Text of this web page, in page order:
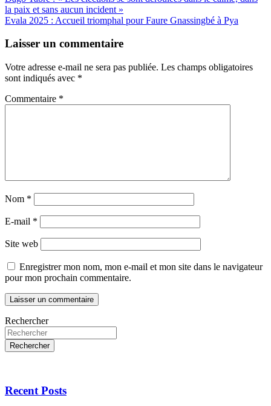
de
la paix et sans aucun incident »
Evala 2025 : Accueil triomphal pour Faure Gnassingbé à Pya
Laisser un commentaire
Votre adresse e-mail ne sera pas publiée. Les champs obligatoires
sont indiqués avec *
Commentaire *
Nom *
E-mail *
Site web
Enregistrer mon nom, mon e-mail et mon site dans le navigateur
pour mon prochain commentaire.
Rechercher
Rechercher
Recent Posts